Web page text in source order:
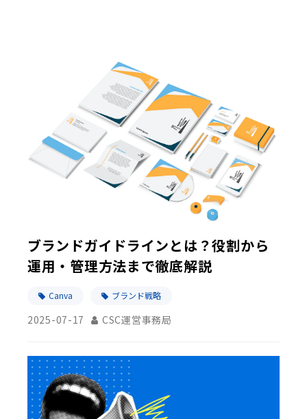
ブランドガイドラインとは？役割から
運用・管理方法まで徹底解説
Canva ブランド戦略
2025-07-17 CSC運営事務局